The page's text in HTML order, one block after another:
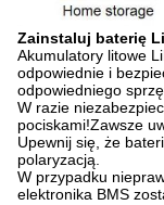
Zainstaluj baterię
Akumulatory litowe
odpowiednie i
odpowiedniego
W razie
pociskami!Zawsze
Upewnij się, że
polaryzacją.
W przypadku
elektronika BMS